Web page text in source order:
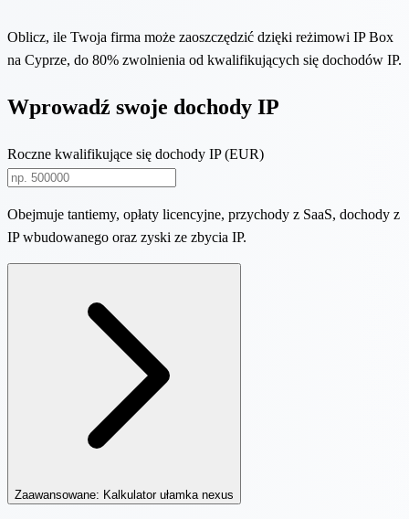
Oblicz, ile Twoja firma może zaoszczędzić dzięki reżimowi IP Box
na Cyprze, do 80% zwolnienia od kwalifikujących się dochodów IP.
Wprowadź swoje dochody IP
Roczne kwalifikujące się dochody IP (EUR)
Obejmuje tantiemy, opłaty licencyjne, przychody z SaaS, dochody z
IP wbudowanego oraz zyski ze zbycia IP.
Zaawansowane: Kalkulator ułamka nexus